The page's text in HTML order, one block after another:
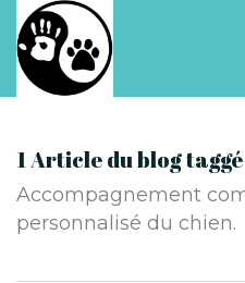
1 Article du blog
Accompagnement
personnalisé du chien.